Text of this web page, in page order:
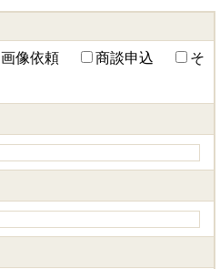
画像依頼 商談申込
そ